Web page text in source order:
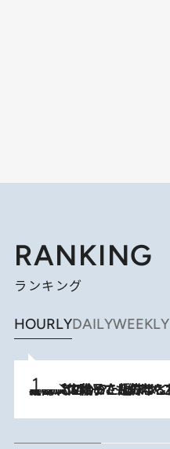
RANKING
ランキング
HOURLYDAILYWEEKLY
2026.8.5
【阿川佐和子さんの年とる力】なぜ70代で始めた趣味は“こんなに楽しい”のか？ ピアノ、俳句…スランプに陥っても続けられる“ある秘訣”とは